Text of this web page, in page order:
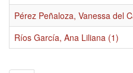
Pérez Peñaloza, Vanessa del
Ríos García, Ana Liliana (1)